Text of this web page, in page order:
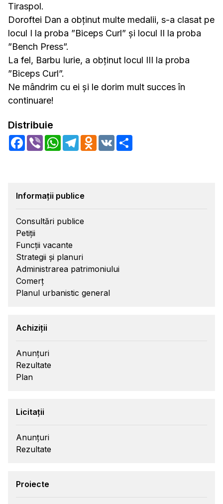
Tiraspol.
Doroftei Dan a obținut multe medalii, s-a clasat pe
locul I la proba ”Biceps Curl” și locul II la proba
”Bench Press”.
La fel, Barbu Iurie, a obținut locul III la proba
”Biceps Curl”.
Ne mândrim cu ei și le dorim mult succes în
continuare!
Distribuie
Facebook
Viber WhatsApp
TelegramOdnoklassniki
VK
Informații publice
Consultări publice
Petiții
Funcții vacante
Strategii și planuri
Administrarea patrimoniului
Comerț
Planul urbanistic general
Achiziții
Anunțuri
Rezultate
Plan
Licitații
Anunțuri
Rezultate
Proiecte